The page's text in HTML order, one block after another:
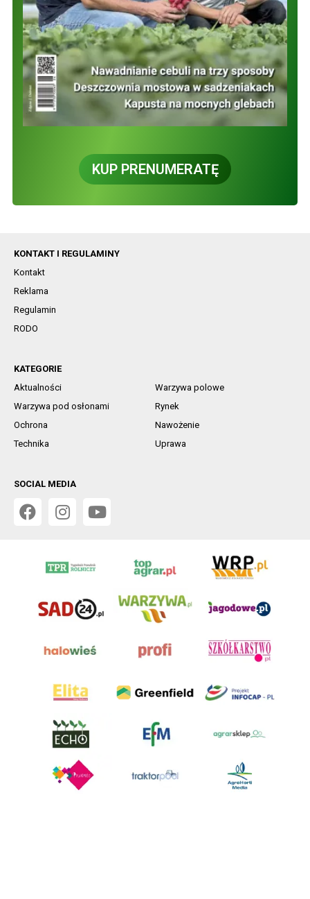
KUP PRENUMERATĘ
KONTAKT I REGULAMINY
Kontakt
Reklama
Regulamin
RODO
KATEGORIE
Aktualności
Warzywa polowe
Warzywa pod osłonami
Rynek
Ochrona
Nawożenie
Technika
Uprawa
SOCIAL MEDIA